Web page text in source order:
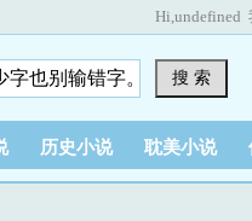
Hi,undefined
搜 索
历史小说 耽美小说